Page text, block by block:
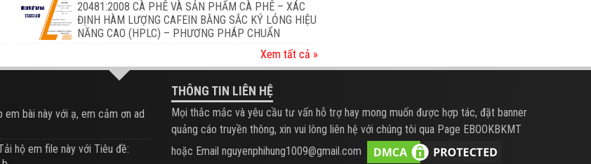
20481:2008 CÀ PHÊ VÀ SẢN PHẨM CÀ PHÊ – XÁC
ĐỊNH HÀM LƯỢNG CAFEIN BẰNG SẮC KÝ LỎNG HIỆU
NĂNG CAO (HPLC) – PHƯƠNG PHÁP CHUẨN
Xem tất cả »
em bài này với ạ, em cảm ơn ad
hộ em file này với Tiêu đề:
THÔNG TIN LIÊN HỆ
Mọi thắc mắc và yêu cầu tư vấn hỗ trợ hay mong muốn được hợp tác, đặt banner
quảng cáo truyền thông, xin vui lòng liên hệ với chúng tôi qua Page EBOOKBKMT
hoặc Email nguyenphihung1009@gmail.com